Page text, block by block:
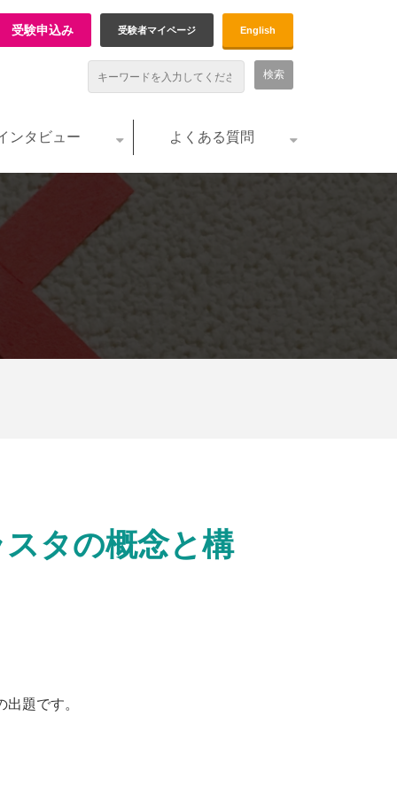
受験申込み 受験者マイページ English
ンタビュー よくある質問
タの概念と構
題です。